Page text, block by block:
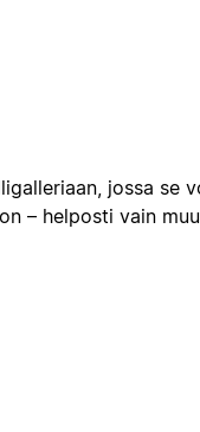
jossa se
– helposti vain